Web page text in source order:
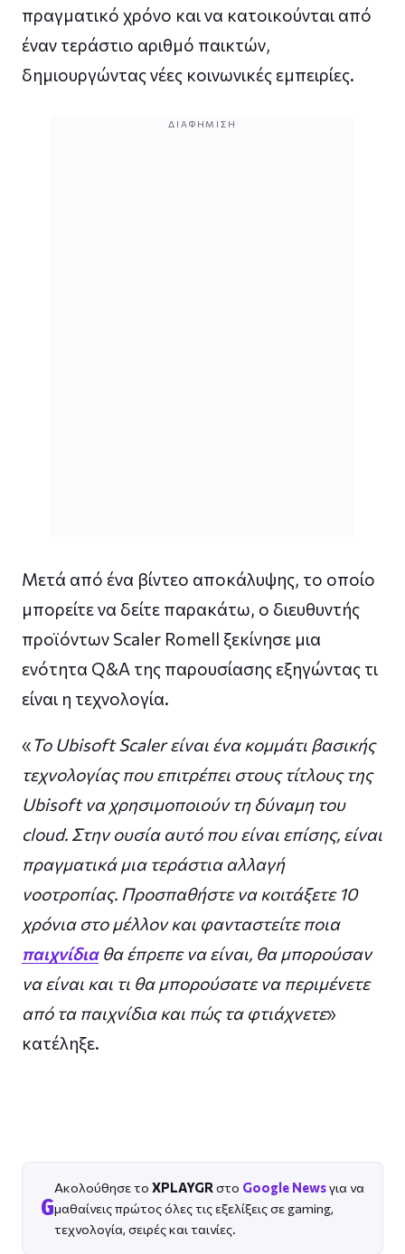
πραγματικό χρόνο και να κατοικούνται από
έναν τεράστιο αριθμό παικτών,
δημιουργώντας νέες κοινωνικές εμπειρίες.
ΔΙΑΦΉΜΙΣΗ
Μετά από ένα βίντεο αποκάλυψης, το οποίο
μπορείτε να δείτε παρακάτω, ο διευθυντής
προϊόντων Scaler Romell ξεκίνησε μια
ενότητα Q&A της παρουσίασης εξηγώντας τι
είναι η τεχνολογία.
«Το Ubisoft Scaler είναι ένα κομμάτι βασικής
τεχνολογίας που επιτρέπει στους τίτλους της
Ubisoft να χρησιμοποιούν τη δύναμη του
cloud. Στην ουσία αυτό που είναι επίσης, είναι
πραγματικά μια τεράστια αλλαγή
νοοτροπίας. Προσπαθήστε να κοιτάξετε 10
χρόνια στο μέλλον και φανταστείτε ποια
παιχνίδιαθα έπρεπε να είναι, θα μπορούσαν
να είναι και τι θα μπορούσατε να περιμένετε
από τα παιχνίδια και πώς τα φτιάχνετε»
κατέληξε.
G
Ακολούθησε το XPLAYGR στο Google Newsγια να
μαθαίνεις πρώτος όλες τις εξελίξεις σε gaming,
τεχνολογία, σειρές και ταινίες.